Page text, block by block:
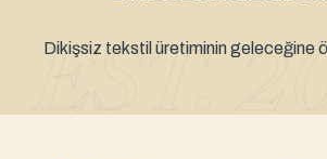
Dikişsiz tekstil üretiminin geleceğine